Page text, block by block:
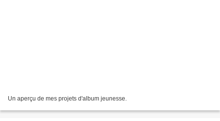
Un aperçu de mes projets d'album jeunesse.